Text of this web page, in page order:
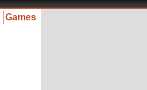
Games